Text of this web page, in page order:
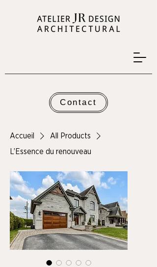
Contact
Accueil
All Products
L’Essence du renouveau